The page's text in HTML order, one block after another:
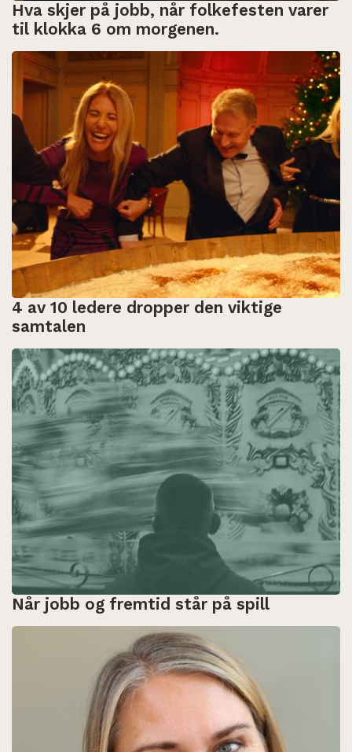
Hva skjer på jobb, når folkefesten varer
til klokka 6 om morgenen.
4 av 10 ledere dropper den viktige
samtalen
Når jobb og fremtid står på spill